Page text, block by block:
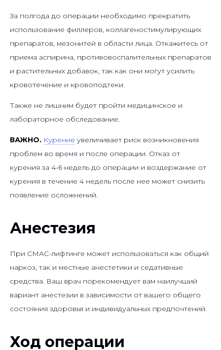
За полгода до операции необходимо прекратить
использование филлеров, коллагеностимулирующих
препаратов, мезонитей в области лица. Откажитесь от
приема аспирина, противовоспалительных препаратов
и растительных добавок, так как они могут усилить
кровотечение и кровоподтеки.
Также не лишним будет пройти медицинское и
лабораторное обследование.
ВАЖНО. Курение увеличивает риск возникновения
проблем во время и после операции. Отказ от
курения за 4-6 недель до операции и воздержание от
курения в течение 4 недель после нее может снизить
появление осложнений.
Анестезия
При СМАС-лифтинге может использоваться как общий
наркоз, так и местные анестетики и седативные
средства. Ваш врач порекомендует вам наилучший
вариант анестезии в зависимости от вашего общего
состояния здоровья и индивидуальных предпочтений.
Ход операции